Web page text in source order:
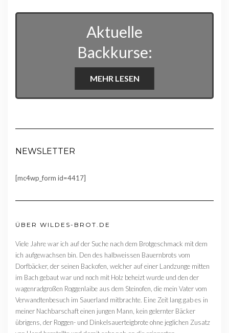
Aktuelle
Backkurse:
MEHR LESEN
NEWSLETTER
[mc4wp_form id=4417]
ÜBER WILDES-BROT.DE
Viele Jahre war ich auf der Suche nach dem Brotgeschmack mit dem
ich aufgewachsen bin. Den des halbweissen Bauernbrots vom
Dorfbäcker, der seinen Backofen, welcher auf einer Landzunge mitten
im Bach gebaut war und noch mit Holz beheizt wurde und den der
wagenradgroßen Roggenlaibe aus dem Steinofen, die mein Vater vom
Verwandtenbesuch im Sauerland mitbrachte. Eine Zeit lang gab es in
meiner Nachbarschaft einen jungen Mann, kein gelernter Bäcker
übrigens, der Roggen- und Dinkelsauerteigbrote ohne jeglichen Zusatz